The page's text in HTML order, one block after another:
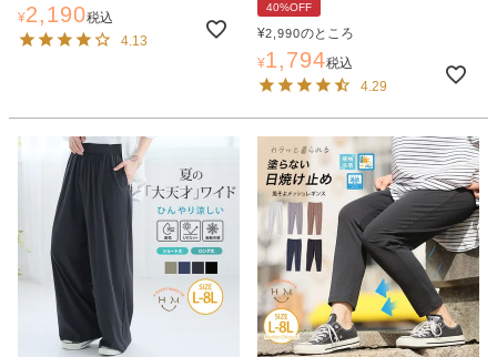
¥2,190税込
4.13
40%OFF
¥2,990のところ
¥1,794税込
4.29